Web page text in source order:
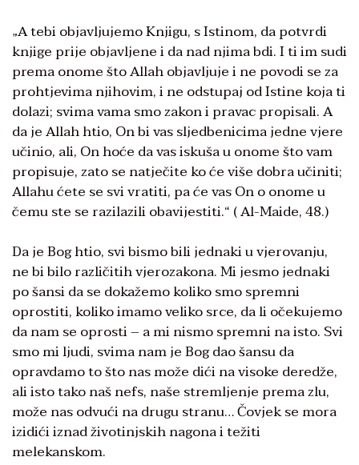
„A tebi objavljujemo Knjigu, s Istinom, da potvrdi
knjige prije objavljene i da nad njima bdi. I ti im sudi
prema onome što Allah objavljuje i ne povodi se za
prohtjevima njihovim, i ne odstupaj od Istine koja ti
dolazi; svima vama smo zakon i pravac propisali. A
da je Allah htio, On bi vas sljedbenicima jedne vjere
učinio, ali, On hoće da vas iskuša u onome što vam
propisuje, zato se natječite ko će više dobra učiniti;
Allahu ćete se svi vratiti, pa će vas On o onome u
čemu ste se razilazili obavijestiti.“ ( Al-Maide, 48.)
Da je Bog htio, svi bismo bili jednaki u vjerovanju,
ne bi bilo različitih vjerozakona. Mi jesmo jednaki
po šansi da se dokažemo koliko smo spremni
oprostiti, koliko imamo veliko srce, da li očekujemo
da nam se oprosti – a mi nismo spremni na isto. Svi
smo mi ljudi, svima nam je Bog dao šansu da
opravdamo to što nas može dići na visoke deredže,
ali isto tako naš nefs, naše stremljenje prema zlu,
može nas odvući na drugu stranu… Čovjek se mora
izidići iznad životinjskih nagona i težiti
melekanskom.